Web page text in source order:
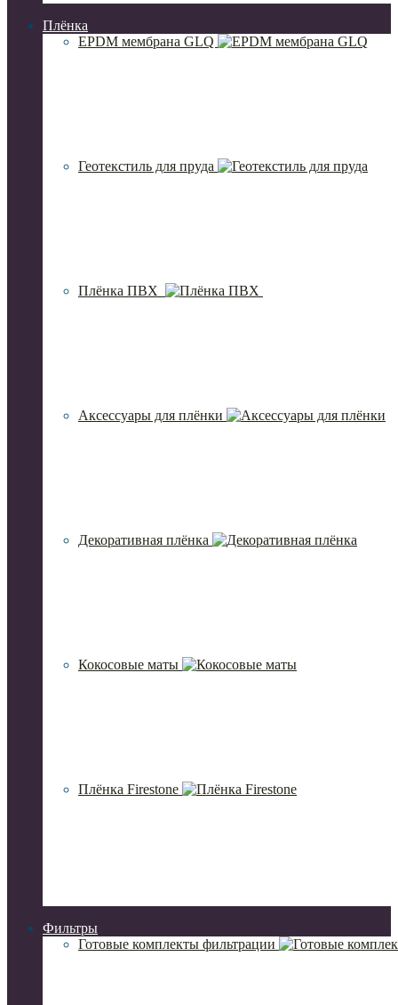
Плёнка
EPDM мембрана GLQ
Геотекстиль для пруда
Плёнка ПВХ
Аксессуары для плёнки
Декоративная плёнка
Кокосовые маты
Плёнка Firestone
Фильтры
Готовые комплекты фильтрации